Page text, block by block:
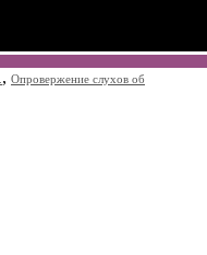
, Опровержение слухов об